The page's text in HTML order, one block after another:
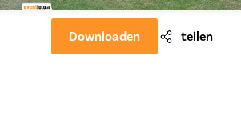
Downloaden teilen